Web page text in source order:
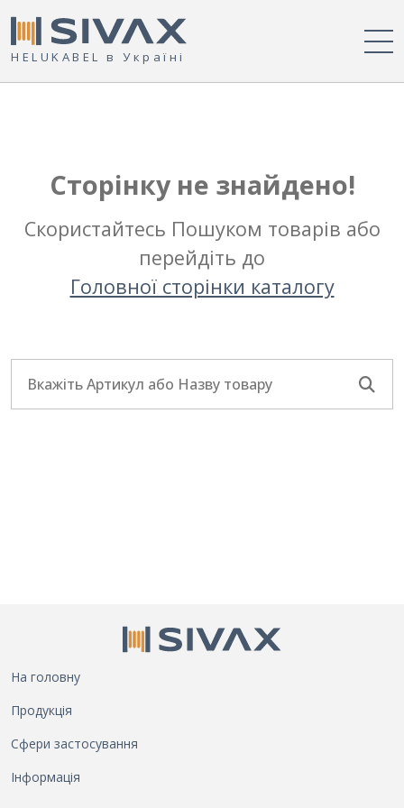
HELUKABEL в Україні
Сторінку не знайдено!
Скористайтесь Пошуком товарів або
перейдіть до
Головної сторінки каталогу
На головну
Продукція
Сфери застосування
Інформація